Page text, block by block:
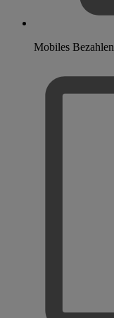
Mobiles Bezahlen